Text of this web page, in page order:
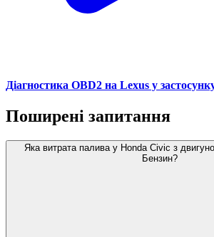
Діагностика OBD2 на Lexus у
Поширені запитання
Яка витрата палива у Honda Civic з
Бензин?